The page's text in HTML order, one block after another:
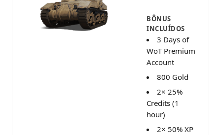
BÔNUS
INCLUÍDOS
3 Days of
WoT Premium
Account
800 Gold
2× 25%
Credits (1
hour)
2× 50% XP